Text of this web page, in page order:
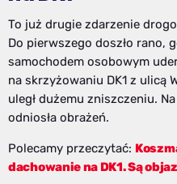
To już drugie zdarzenie
Do pierwszego doszło rano,
samochodem osobowym
na skrzyżowaniu DK1 z ulicą
uległ dużemu zniszczeniu.
odniosła obrażeń.
Polecamy przeczytać:
dachowanie na DK1. Są